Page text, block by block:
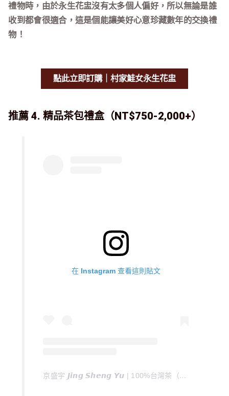
禮物時，由於永生花盅沒有太多個人偏好，所以無論是誰
收到都會很適合，這是個能讓美好心意珍藏數年的交換禮
物！
點此立即訂購｜村家鮭女永生花盅
推薦 4. 精品茶包禮盒（NT$750-2,000+）
在 Instagram 查看這則貼文
京盛宇 𝙅𝙞𝙣𝙜 𝙎𝙝𝙚𝙣𝙜 𝙔𝙪 | 100%台灣茶（@jingshengyu_tw）分享的貼文